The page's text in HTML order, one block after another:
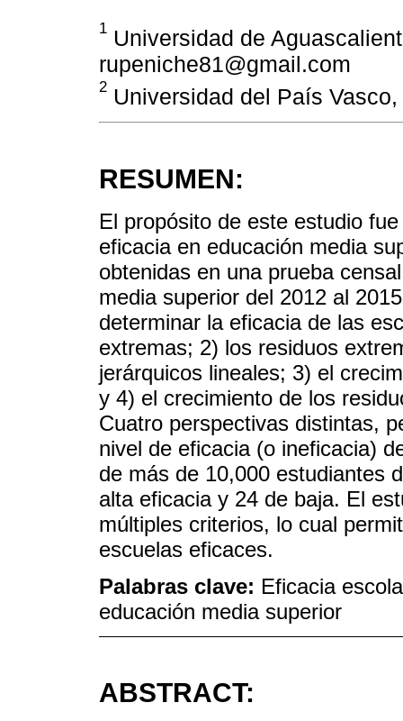
1 Universidad de
rupeniche81@gmail.com
2 Universidad del País
RESUMEN:
El propósito de este estudio
eficacia en educación media
obtenidas en una prueba
media superior del 2012 al
determinar la eficacia de las
extremas; 2) los residuos
jerárquicos lineales; 3) el
y 4) el crecimiento de los
Cuatro perspectivas distintas,
nivel de eficacia (o ineficacia)
de más de 10,000 estudiantes
alta eficacia y 24 de baja. El
múltiples criterios, lo cual
escuelas eficaces.
Palabras clave: Eficacia
educación media superior
ABSTRACT: